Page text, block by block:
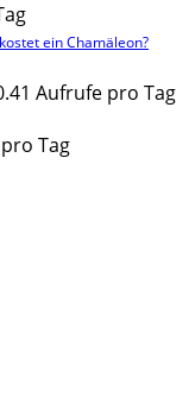
ein Chamäleon?
Aufrufe pro Tag
Tag